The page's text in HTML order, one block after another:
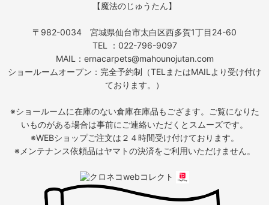
【魔法のじゅうたん】
〒982-0034 宮城県仙台市太白区西多賀1丁目24-60
TEL ：022-796-9097
MAIL：ernacarpets@mahounojutan.com
ショールームオープン：完全予約制（TELまたはMAILより受け付け
ております。）
※ショールームに在庫のない倉庫在庫品もござます。ご覧になりた
いものがある場合は事前にご連絡いただくとスムーズです。
※WEBショップご注文は２４時間受け付けております。
※メンテナンス依頼品はヤマトの決済をご利用いただけません。